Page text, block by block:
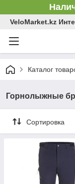
VeloMarket.kz
Каталог
Горнолыжные
Сортировка